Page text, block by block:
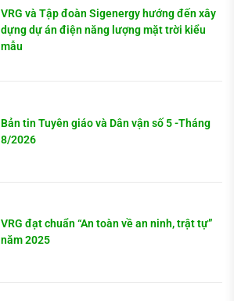
VRG và Tập đoàn Sigenergy hướng đến xây
dựng dự án điện năng lượng mặt trời kiểu
mẫu
Bản tin Tuyên giáo và Dân vận số 5 -Tháng
8/2026
VRG đạt chuẩn “An toàn về an ninh, trật tự”
năm 2025